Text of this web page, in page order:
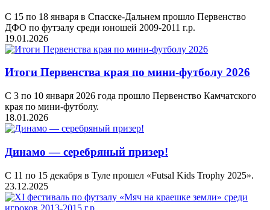
С 15 по 18 января в Спасске-Дальнем прошло Первенство
ДФО по футзалу среди юношей 2009-2011 г.р.
19.01.2026
Итоги Первенства края по мини-футболу 2026
С 3 по 10 января 2026 года прошло Первенство Камчатского
края по мини-футболу.
18.01.2026
Динамо — серебряный призер!
С 11 по 15 декабря в Туле прошел «Futsal Kids Trophy 2025».
23.12.2025